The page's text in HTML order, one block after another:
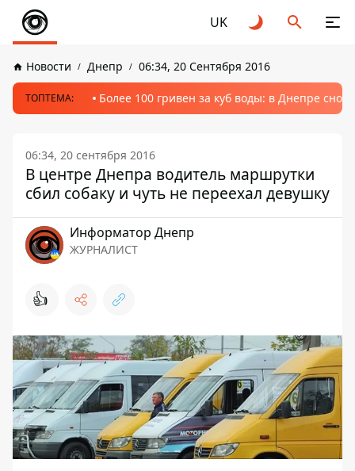
UK
Новости Днепр 06:34, 20 Сентября 2016
ТОПТЕМА: Более 100 гривен за куб воды: в Днепре
06:34, 20 сентября 2016
В центре Днепра водитель маршрутки
сбил собаку и чуть не переехал девушку
Информатор Днепр
ЖУРНАЛИСТ
👍